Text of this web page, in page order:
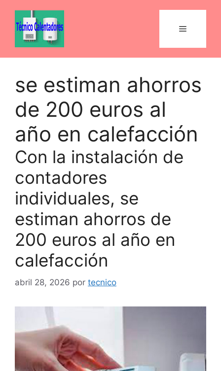
contenido
Menú
se estiman ahorros
de 200 euros al
año en calefacción
Con la instalación de
contadores
individuales, se
estiman ahorros de
200 euros al año en
calefacción
abril 28, 2026 por tecnico